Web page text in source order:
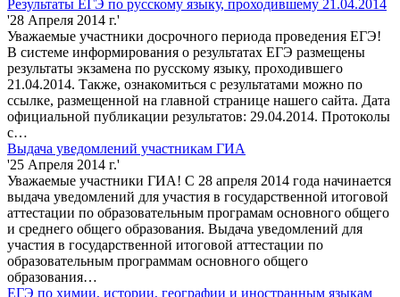
Результаты ЕГЭ по русскому языку, проходившему 21.04.2014
'28 Апреля 2014 г.'
Уважаемые участники досрочного периода проведения ЕГЭ!
В системе информирования о результатах ЕГЭ размещены
результаты экзамена по русскому языку, проходившего
21.04.2014. Также, ознакомиться с результатами можно по
ссылке, размещенной на главной странице нашего сайта. Дата
официальной публикации результатов: 29.04.2014. Протоколы
с…
Выдача уведомлений участникам ГИА
'25 Апреля 2014 г.'
Уважаемые участники ГИА! С 28 апреля 2014 года начинается
выдача уведомлений для участия в государственной итоговой
аттестации по образовательным програмам основного общего
и среднего общего образования. Выдача уведомлений для
участия в государственной итоговой аттестации по
образовательным программам основного общего
образования…
ЕГЭ по химии, истории, географии и иностранным языкам